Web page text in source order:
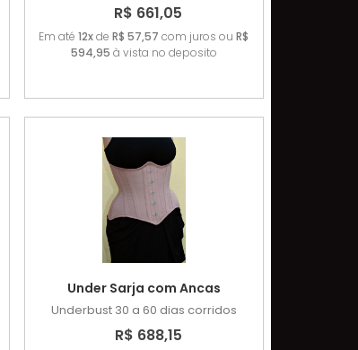
R$ 661,05
Em até12xdeR$ 57,57 com juros ouR$
594,95 à vista no deposito
Under Sarja com Ancas
Underbust 30 a 60 dias corridos
R$ 688,15